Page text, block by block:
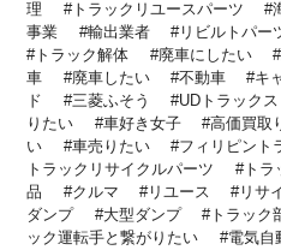
理
トラックリユースパーツ
事業
輸出業者 リビルトパー
トラック解体
廃車にしたい
車
廃車したい 不動車 キ
ド
三菱ふそう UDトラックス
りたい
車好き女子 高価買取
い
車売りたい フィリピント
トラックリサイクルパーツ
トラ
品
クルマ リユース リサ
ダンプ
大型ダンプ トラック
ック運転手と繋がりたい
電気自